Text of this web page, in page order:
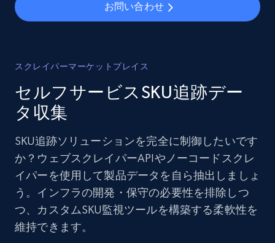
お問い合わせ
スクレイパーマーケットプレイス
セルフサービスSKU追跡デー
タ収集
SKU追跡ソリューションを完全に制御したいです
か？ウェブスクレイパーAPIやノーコードスクレ
イパーを使用して製品データを自ら抽出しましょ
う。インフラの開発・保守の必要性を排除しつ
つ、カスタムSKU監視ツールを構築する柔軟性を
維持できます。